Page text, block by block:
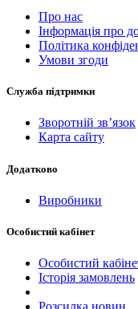
Про нас
Інформація про
Політика
Умови згоди
Служба підтримки
Зворотній зв’язок
Карта сайту
Додатково
Виробники
Особистий кабінет
Особистий
Історія замовлень
Розсилка новин